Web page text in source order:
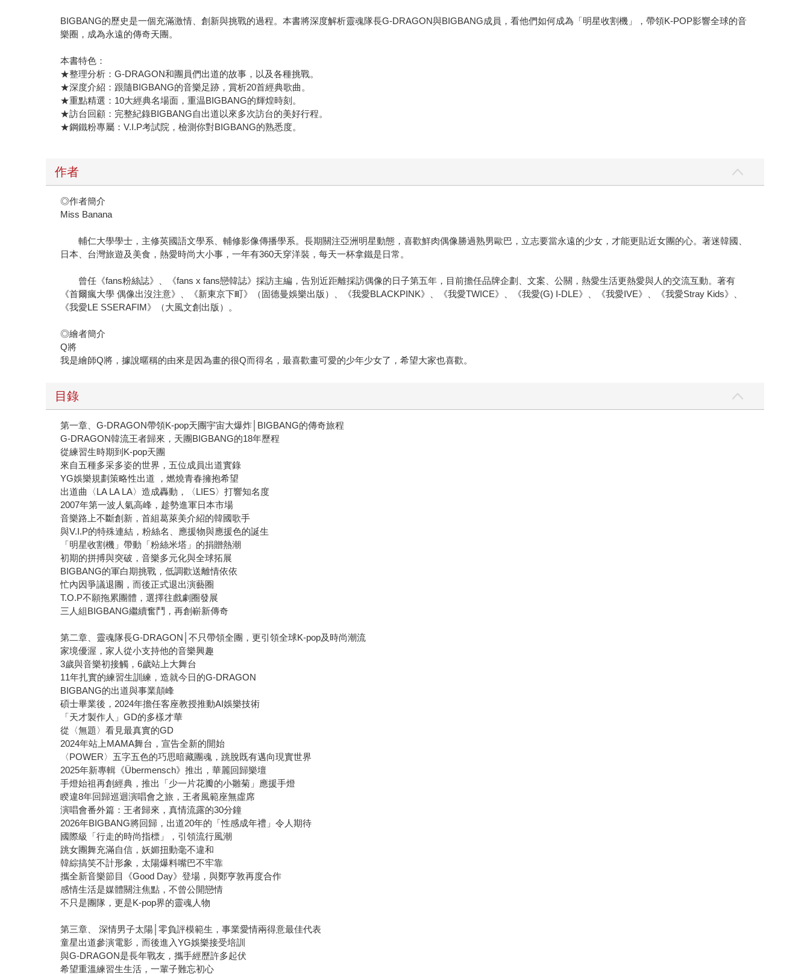
BIGBANG的歷史是一個充滿激情、創新與挑戰的過程。本書將深度解析靈魂隊長G-DRAGON與BIGBANG成員，看他們如何成為「明星收割機」，帶領K-POP影響全球的音
樂圈，成為永遠的傳奇天團。
本書特色：
★整理分析：G-DRAGON和團員們出道的故事，以及各種挑戰。
★深度介紹：跟隨BIGBANG的音樂足跡，賞析20首經典歌曲。
★重點精選：10大經典名場面，重温BIGBANG的輝煌時刻。
★訪台回顧：完整紀錄BIGBANG自出道以來多次訪台的美好行程。
★鋼鐵粉專屬：V.I.P考試院，檢測你對BIGBANG的熟悉度。
作者
◎作者簡介
Miss Banana
輔仁大學學士，主修英國語文學系、輔修影像傳播學系。長期關注亞洲明星動態，喜歡鮮肉偶像勝過熟男歐巴，立志要當永遠的少女，才能更貼近女團的心。著迷韓國、
日本、台灣旅遊及美食，熱愛時尚大小事，一年有360天穿洋裝，每天一杯拿鐵是日常。
曾任《fans粉絲誌》、《fans x fans戀韓誌》採訪主編，告別近距離採訪偶像的日子第五年，目前擔任品牌企劃、文案、公關，熱愛生活更熱愛與人的交流互動。著有
《首爾瘋大學 偶像出沒注意》、《新東京下町》（固德曼娛樂出版）、《我愛BLACKPINK》、《我愛TWICE》、《我愛(G) I-DLE》、《我愛IVE》、《我愛Stray Kids》、
《我愛LE SSERAFIM》（大風文創出版）。
◎繪者簡介
Q將
我是繪師Q將，據說暱稱的由來是因為畫的很Q而得名，最喜歡畫可愛的少年少女了，希望大家也喜歡。
目錄
第一章、G-DRAGON帶領K-pop天團宇宙大爆炸│BIGBANG的傳奇旅程
G-DRAGON韓流王者歸來，天團BIGBANG的18年歷程
從練習生時期到K-pop天團
來自五種多采多姿的世界，五位成員出道實錄
YG娛樂規劃策略性出道 ，燃燒青春擁抱希望
出道曲〈LA LA LA〉造成轟動，〈LIES〉打響知名度
2007年第一波人氣高峰，趁勢進軍日本市場
音樂路上不斷創新，首組葛萊美介紹的韓國歌手
與V.I.P的特殊連結，粉絲名、應援物與應援色的誕生
「明星收割機」帶動「粉絲米塔」的捐贈熱潮
初期的拼搏與突破，音樂多元化與全球拓展
BIGBANG的軍白期挑戰，低調歡送離情依依
忙內因爭議退團，而後正式退出演藝圈
T.O.P不願拖累團體，選擇往戲劇圈發展
三人組BIGBANG繼續奮鬥，再創嶄新傳奇
第二章、靈魂隊長G-DRAGON│不只帶領全團，更引領全球K-pop及時尚潮流
家境優渥，家人從小支持他的音樂興趣
3歲與音樂初接觸，6歲站上大舞台
11年扎實的練習生訓練，造就今日的G-DRAGON
BIGBANG的出道與事業顛峰
碩士畢業後，2024年擔任客座教授推動AI娛樂技術
「天才製作人」GD的多樣才華
從〈無題〉看見最真實的GD
2024年站上MAMA舞台，宣告全新的開始
〈POWER〉五字五色的巧思暗藏團魂，跳脫既有邁向現實世界
2025年新專輯《Übermensch》推出，華麗回歸樂壇
手燈始祖再創經典，推出「少一片花瓣的小雛菊」應援手燈
睽違8年回歸巡迴演唱會之旅，王者風範座無虛席
演唱會番外篇：王者歸來，真情流露的30分鐘
2026年BIGBANG將回歸，出道20年的「性感成年禮」令人期待
國際級「行走的時尚指標」，引領流行風潮
跳女團舞充滿自信，妖媚扭動毫不違和
韓綜搞笑不計形象，太陽爆料嘴巴不牢靠
攜全新音樂節目《Good Day》登場，與鄭亨敦再度合作
感情生活是媒體關注焦點，不曾公開戀情
不只是團隊，更是K-pop界的靈魂人物
第三章、 深情男子太陽│零負評模範生，事業愛情兩得意最佳代表
童星出道參演電影，而後進入YG娛樂接受培訓
與G-DRAGON是長年戰友，攜手經歷許多起伏
希望重溫練習生生活，一輩子難忘初心